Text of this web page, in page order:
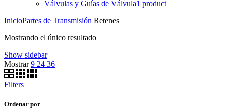
Válvulas y Guías de Válvula1 product
InicioPartes de Transmisión Retenes
Mostrando el único resultado
Show sidebar
Mostrar9 24 36
Filters
Ordenar por